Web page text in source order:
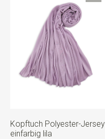
Kopftuch Polyester-Jersey
einfarbig lila